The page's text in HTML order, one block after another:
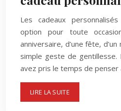
Les cadeaux
option pour toute
anniversaire, d’une fête,
simple geste de
avez pris le temps de
LIRE LA SUITE